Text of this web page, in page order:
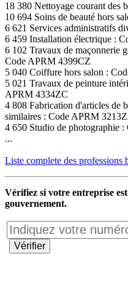
18 380 Nettoyage courant des
10 694 Soins de beauté hors
6 621 Services administratifs
6 459 Installation électrique :
6 102 Travaux de maçonnerie
Code APRM 4399CZ
5 040 Coiffure hors salon :
5 021 Travaux de peinture
APRM 4334ZC
4 808 Fabrication d'articles de
similaires : Code APRM
4 650 Studio de photographie
...
Liste complete des professions
Vérifiez si votre entreprise
gouvernement.